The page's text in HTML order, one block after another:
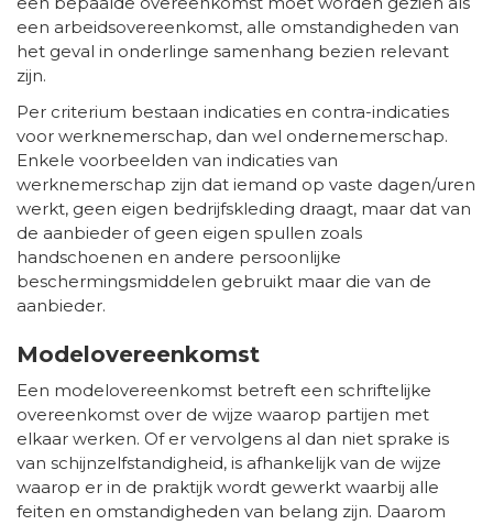
een arbeidsovereenkomst, alle omstandigheden van
het geval in onderlinge samenhang bezien relevant
zijn.
Per criterium bestaan indicaties en contra-indicaties
voor werknemerschap, dan wel ondernemerschap.
Enkele voorbeelden van indicaties van
werknemerschap zijn dat iemand op vaste dagen/uren
werkt, geen eigen bedrijfskleding draagt, maar dat van
de aanbieder of geen eigen spullen zoals
handschoenen en andere persoonlijke
beschermingsmiddelen gebruikt maar die van de
aanbieder.
Modelovereenkomst
Een modelovereenkomst betreft een schriftelijke
overeenkomst over de wijze waarop partijen met
elkaar werken. Of er vervolgens al dan niet sprake is
van schijnzelfstandigheid, is afhankelijk van de wijze
waarop er in de praktijk wordt gewerkt waarbij alle
feiten en omstandigheden van belang zijn. Daarom